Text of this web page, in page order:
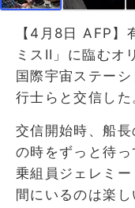
【4月8日 AFP】
ミスII」に臨むオ
国際宇宙ステー
行士らと交信した
交信開始時、船
の時をずっと待
乗組員ジェレミ
間にいるのは楽し